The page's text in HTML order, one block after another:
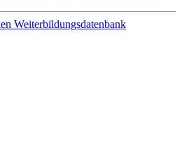
Weiterbildungsdatenbank